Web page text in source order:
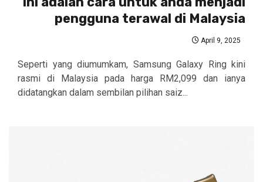
pengguna terawal di Malaysia
April 9, 2025
Seperti yang diumumkam, Samsung Galaxy Ring kini
rasmi di Malaysia pada harga RM2,099 dan ianya
didatangkan dalam sembilan pilihan saiz...